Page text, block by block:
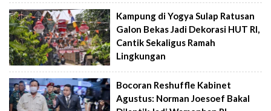
Kampung di Yogya Sulap Ratusan
Galon Bekas Jadi Dekorasi HUT RI,
Cantik Sekaligus Ramah
Lingkungan
Bocoran Reshuffle Kabinet
Agustus: Norman Joesoef Bakal